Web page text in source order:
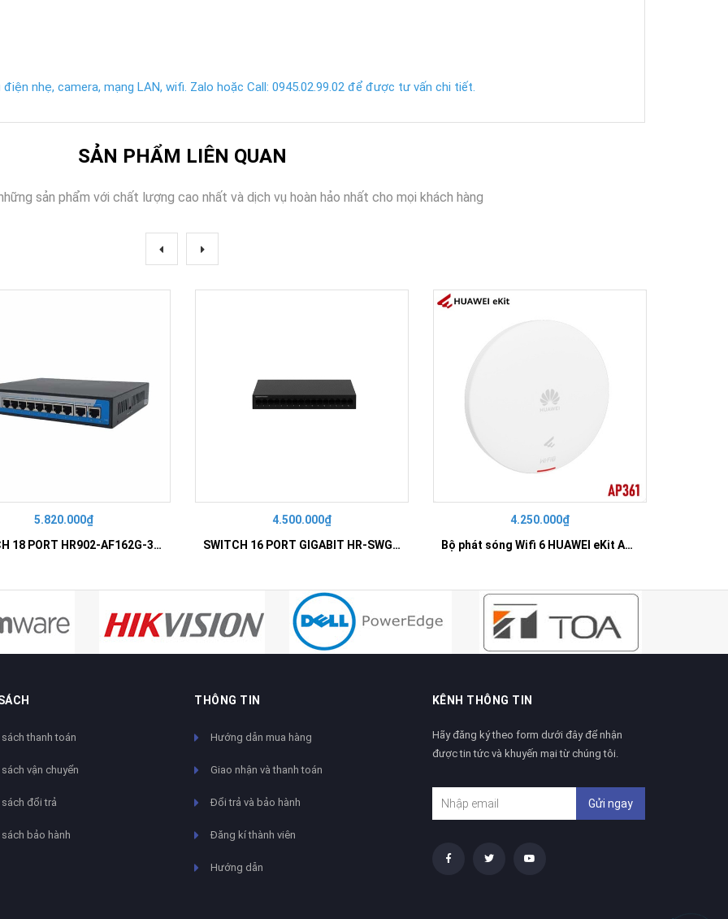
nhẹ, camera, mạng LAN, wifi. Zalo hoặc Call: 0945.02.99.02 để được tư vấn chi tiết.
SẢN PHẨM LIÊN QUAN
sản phẩm với chất lượng cao nhất và dịch vụ hoàn hảo nhất cho mọi khách hàng
5.820.000₫
SWITCH 18 PORT HR902-AF162G-300 – Switch PoE 16 Cổng
4.500.000₫
SWITCH 16 PORT GIGABIT HR-SWG00160
4.250.000₫
Bộ phát sóng Wifi 6 HUAWEI eKit AP361
sách thanh toán
vận chuyển
sách đổi trả
sách bảo hành
THÔNG TIN
Hướng dẫn mua hàng
Giao nhận và thanh toán
Đổi trả và bảo hành
Đăng kí thành viên
Hướng dẫn
KÊNH THÔNG TIN
Hãy đăng ký theo form dưới đây để nhận
được tin tức và khuyến mại từ chúng tôi.
Gửi ngay